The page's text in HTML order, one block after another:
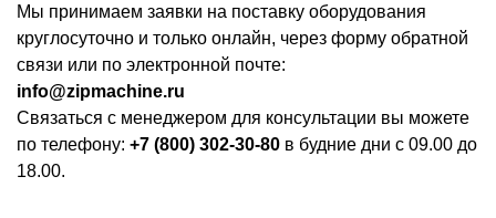
Мы принимаем заявки на поставку оборудования
круглосуточно и только онлайн, через форму обратной
связи или по электронной почте:
info@zipmachine.ru
Связаться с менеджером для консультации вы можете
по телефону: +7 (800) 302-30-80 в будние дни с 09.00 до
18.00.